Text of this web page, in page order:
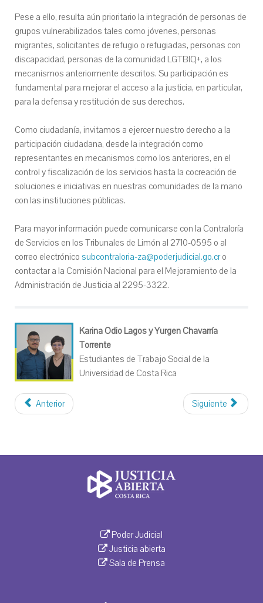
Pese a ello, resulta aún prioritario la integración de personas de
grupos vulnerabilizados tales como jóvenes, personas
migrantes, solicitantes de refugio o refugiadas, personas con
discapacidad, personas de la comunidad LGTBIQ+, a los
mecanismos anteriormente descritos. Su participación es
fundamental para mejorar el acceso a la justicia, en particular,
para la defensa y restitución de sus derechos.
Como ciudadanía, invitamos a ejercer nuestro derecho a la
participación ciudadana, desde la integración como
representantes en mecanismos como los anteriores, en el
control y fiscalización de los servicios hasta la cocreación de
soluciones e iniciativas en nuestras comunidades de la mano
con las instituciones públicas.
Para mayor información puede comunicarse con la Contraloría
de Servicios en los Tribunales de Limón al 2710-0595 o al
correo electrónico subcontraloria-za@poderjudicial.go.cro
contactar a la Comisión Nacional para el Mejoramiento de la
Administración de Justicia al 2295-3322.
Karina Odio Lagos y Yurgen Chavarría
Torrente
Estudiantes de Trabajo Social de la
Universidad de Costa Rica
Anterior Siguiente
Poder Judicial
Justicia abierta
Sala de Prensa